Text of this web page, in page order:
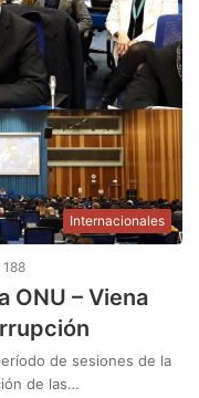
Internacionales
188
ONU – Viena
de sesiones de la
de las…